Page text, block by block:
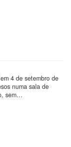
4 de setembro de
numa sala de
sem…